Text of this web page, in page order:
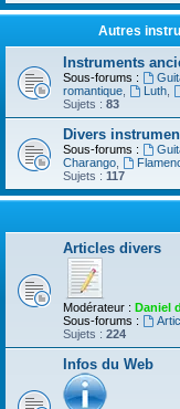
Autres
Instruments
Sous-forums :
romantique
Luth,
Sujets : 83
Divers
Sous-forums :
Charango
Sujets : 117
Articles divers
Modérateur : Daniel
Sous-forums :
Sujets : 224
Infos du Web